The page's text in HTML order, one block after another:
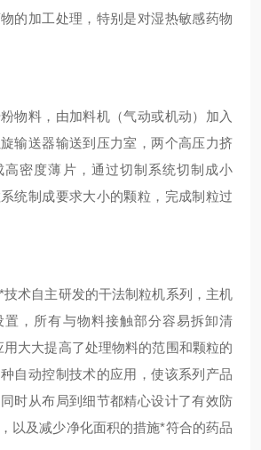
的加工处理，特别是对湿热敏感药物
物料，由加料机（气动或机动）加入
输送器输送到压力室，两个高压力挤
高密度薄片，通过切制系统切制成小
统制成要求大小的颗粒，完成制粒过
术自主研发的干法制粒机系列，主机
置，所有与物料接触部分容易拆卸清
大大提高了处理物料的范围和颗粒的
自动控制技术的应用，使该系列产品
时从布局到细节都精心设计了有效防
以及减少净化面积的措施*符合的药品